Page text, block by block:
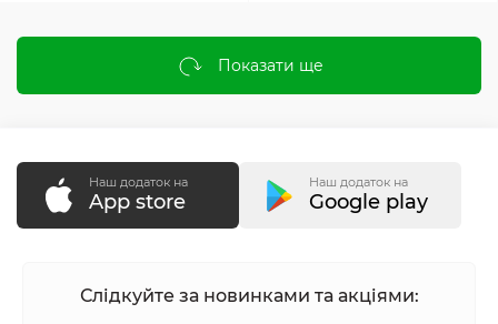
Показати ще
Наш додаток на
App store
Наш додаток на
Google play
Слідкуйте за новинками та акціями: